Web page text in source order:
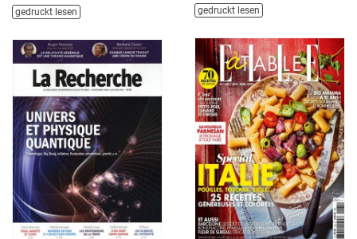
gedruckt lesen
gedruckt lesen